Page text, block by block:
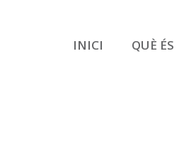
INICI QUÈ ÉS